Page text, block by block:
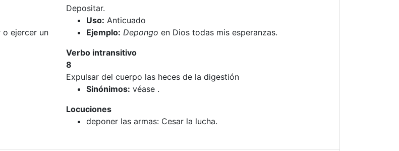
ejercer un
Depositar.
Uso: Anticuado
Ejemplo: Depongo en Dios todas mis esperanzas.
Verbo intransitivo
8
Expulsar del cuerpo las heces de la digestión
Sinónimos: véase .
Locuciones
deponer las armas: Cesar la lucha.